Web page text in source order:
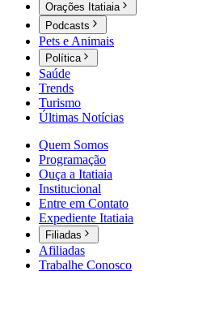
Orações Itatiaia
Podcasts
Pets e Animais
Política
Saúde
Trends
Turismo
Últimas Notícias
Quem Somos
Programação
Ouça a Itatiaia
Institucional
Entre em Contato
Expediente Itatiaia
Filiadas
Afiliadas
Trabalhe Conosco